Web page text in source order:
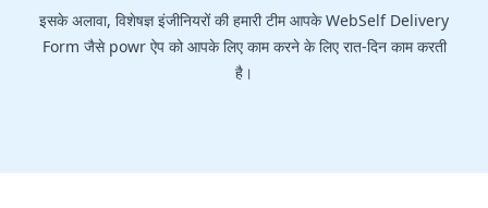
इसके अलावा, विशेषज्ञ इंजीनियरों की हमारी टीम आपके WebSelf Delivery
Form जैसे powr ऐप को आपके लिए काम करने के लिए रात-दिन काम करती
है।